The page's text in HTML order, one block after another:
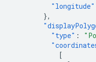
"longitude"
},
"type" :
[